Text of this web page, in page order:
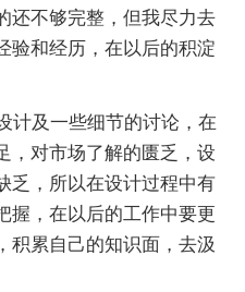
还不够完整，但我尽力去
验和经历，在以后的积淀
计及一些细节的讨论，在
，对市场了解的匮乏，设
乏，所以在设计过程中有
握，在以后的工作中要更
积累自己的知识面，去汲